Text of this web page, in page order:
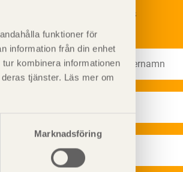
funktioner för
information från din enhet
kombinera informationen
tjänster. Läs mer om
Marknadsföring
på Svenskt Träs